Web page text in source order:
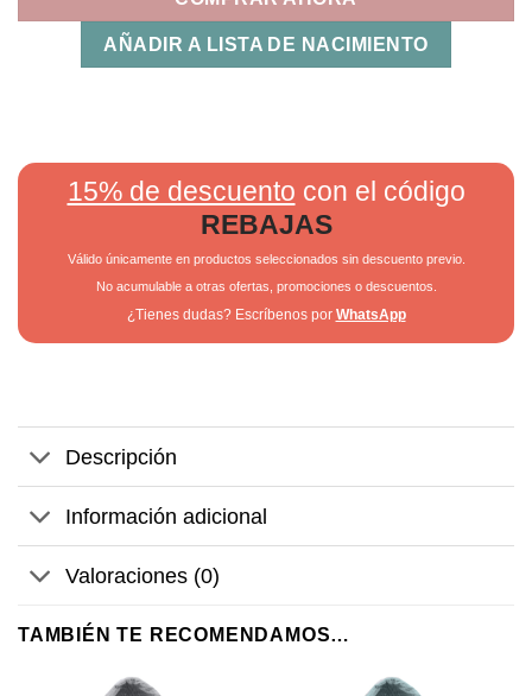
AÑADIR A LISTA DE NACIMIENTO
15% de descuento con el código
REBAJAS
Válido únicamente en productos seleccionados sin descuento previo.
No acumulable a otras ofertas, promociones o descuentos.
¿Tienes dudas? Escríbenos por WhatsApp
Descripción
Información adicional
Valoraciones (0)
TAMBIÉN TE RECOMENDAMOS…